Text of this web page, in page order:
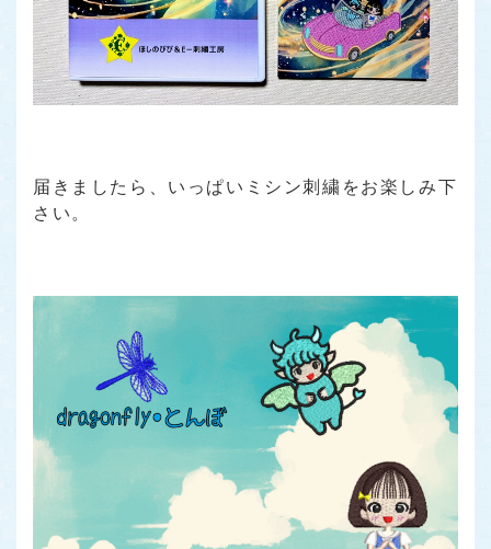
届きましたら、いっぱいミシン刺繍をお楽しみ下
さい。